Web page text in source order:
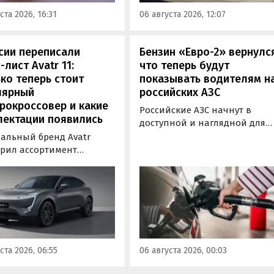
сообщили в
компании.
2026, 16:31
Extended Range (EM-R) и
заряжаться от 30 до 80% всего
06 августа 2026, 12:07
переписали
лист Avatr 11:
теперь стоит
и какие
появились
бренд Avatr
ассортимент
Avatr 11 в России
2026 года. Вместе с
его прайс-листа
единственное
исполнение,
цена модели
на 760 тыс. рублей,
2026, 06:55
Бензин «Евро-2»
что теперь будут
показывать водителям
российских АЗС
Российские АЗС начнут в
доступной и наглядной для
отпускаемого топлива. Это
позволит автовладельцам
осознанно выбрать топливо
определенного класса — от
«Евро-2» до «Евро-5»,
сообщили в Минэнерго РФ.
06 августа 2026, 00:03